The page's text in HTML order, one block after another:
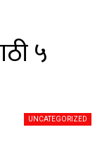
५
UNCATEGORIZED